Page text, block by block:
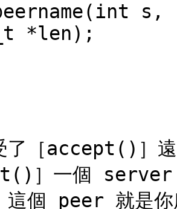
s,
*len);
了［accept()］遠
］一個 server
這個 peer 就是